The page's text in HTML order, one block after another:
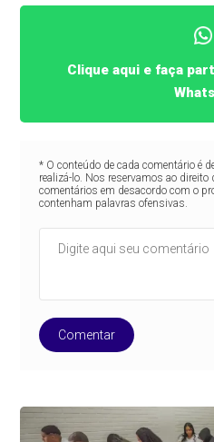
Clique aqui e faça
* O conteúdo de cada comentário é
realizá-lo. Nos reservamos ao direito
comentários em desacordo com o
contenham palavras ofensivas.
Comentar